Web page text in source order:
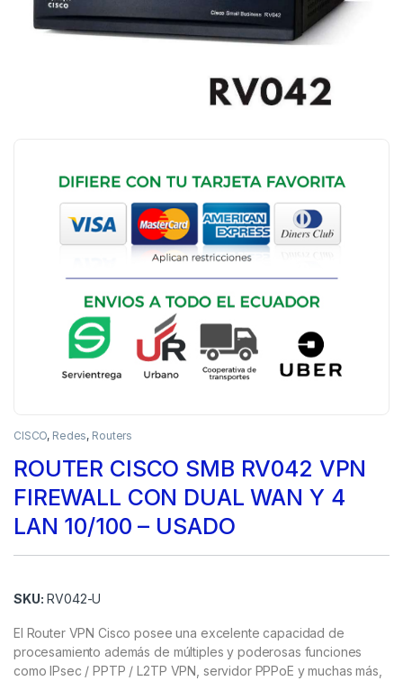
CISCO, Redes, Routers
ROUTER CISCO SMB RV042 VPN
FIREWALL CON DUAL WAN Y 4
LAN 10/100 – USADO
SKU: RV042-U
El Router VPN Cisco posee una excelente capacidad de
procesamiento además de múltiples y poderosas funciones
como IPsec / PPTP / L2TP VPN, servidor PPPoE y muchas más,